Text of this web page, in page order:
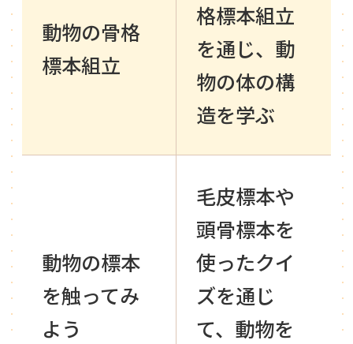
動物の骨格
標本組立
格標本組立
を通じ、動
物の体の構
造を学ぶ
動物の標本
を触ってみ
よう
毛皮標本や
頭骨標本を
使ったクイ
ズを通じ
て、動物を